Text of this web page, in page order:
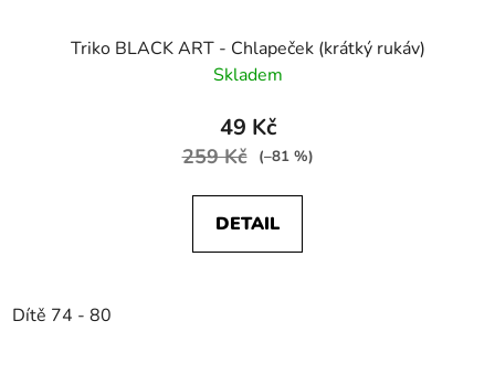
Triko BLACK ART - Chlapeček (krátký rukáv)
Skladem
49 Kč
259 Kč (–81 %)
DETAIL
Dítě 74 - 80